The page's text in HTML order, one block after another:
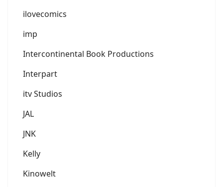
ilovecomics
imp
Intercontinental Book Productions
Interpart
itv Studios
JAL
JNK
Kelly
Kinowelt